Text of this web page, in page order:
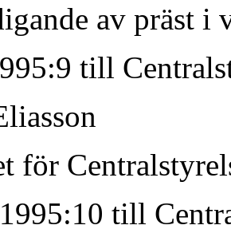
av präst i
till
för
till